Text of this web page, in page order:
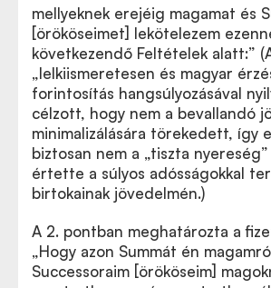
mellyeknek erejéig magamat és
[örököseimet] lekötelezem
következendő Feltételek alatt:”
„lelkiismeretesen és magyar
forintosítás hangsúlyozásával
célzott, hogy nem a bevallandó
minimalizálására törekedett, így
biztosan nem a „tiszta
értette a súlyos adósságokkal
birtokainak jövedelmén.)
A 2. pontban meghatározta a
„Hogy azon Summát én
Successoraim [örököseim]